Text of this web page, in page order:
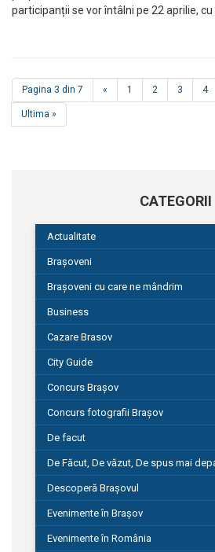
participanții se vor întâlni pe 22 aprilie, cu
Pagina 3 din 7 « 1 2 3 4
Ultima »
CATEGORII
Actualitate
Brașoveni
Brașoveni cu care ne mândrim
Business
Cazare Brasov
City Guide
Concurs Brașov
Concurs fotografii Brașov
De facut
De Făcut, De văzut, De spus mai
Descoperă Brașovul
Evenimente în Brașov
Evenimente în România